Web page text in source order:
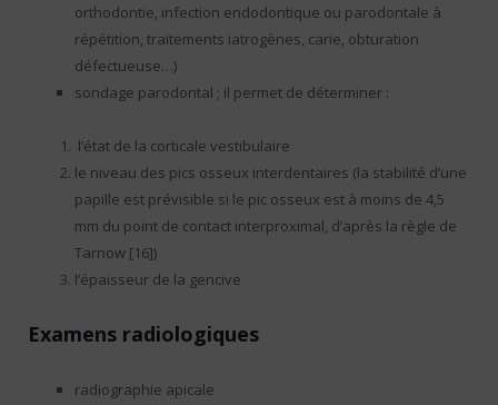
orthodontie, infection endodontique ou parodontale à
répétition, traitements iatrogènes, carie, obturation
défectueuse…)
sondage parodontal ; il permet de déterminer :
l’état de la corticale vestibulaire
le niveau des pics osseux interdentaires (la stabilité d’une
papille est prévisible si le pic osseux est à moins de 4,5
mm du point de contact interproximal, d’après la règle de
Tarnow [16])
l’épaisseur de la gencive
Examens radiologiques
radiographie apicale